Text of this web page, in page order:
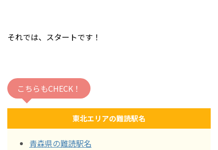
それでは、スタートです！
こちらもCHECK！
東北エリアの難読駅名
青森県の難読駅名